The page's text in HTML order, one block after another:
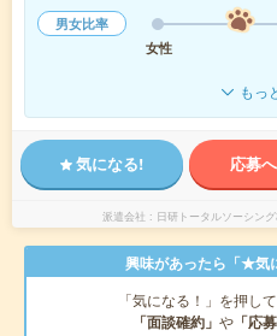
男女比率
女性
もっ
気になる! 応募
派遣会社 日研トータルソーシン
興味があったら「★気
「気になる！」を押し
「面談確約」 や 「応